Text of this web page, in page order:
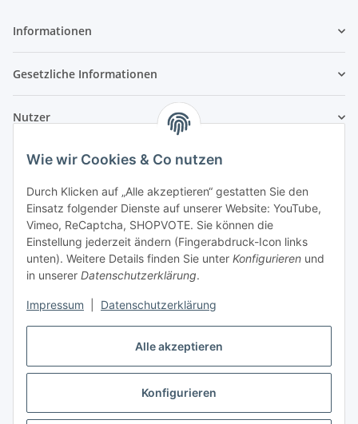
Alle akzeptieren
Konfigurieren
Wie wir Cookies & Co nutzen
Durch Klicken auf „Alle akzeptieren“ gestatten Sie den
Einsatz folgender Dienste auf unserer Website: YouTube,
Vimeo, ReCaptcha, SHOPVOTE. Sie können die
Einstellung jederzeit ändern (Fingerabdruck-Icon links
unten). Weitere Details finden Sie unter Konfigurieren und
in unserer Datenschutzerklärung.
Impressum Datenschutzerklärung
Informationen
Gesetzliche Informationen
Nutzer